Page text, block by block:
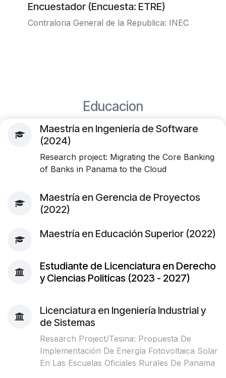
Encuestador (Encuesta: ETRE)
Contraloria General de la Republica: INEC
Educacion
Maestría en Ingeniería de Software
(2024)
Research project: Migrating the Core Banking
of Banks in Panama to the Cloud
Maestría en Gerencia de Proyectos
(2022)
Maestría en Educación Superior (2022)
Estudiante de Licenciatura en Derecho
y Ciencias Politicas (2023 - 2027)
Licenciatura en Ingeniería Industrial y
de Sistemas
Research Project/Tesina: Propuesta De
Implementación De Energía Fotovoltaica Solar
En Las Escuelas Oficiales Rurales De Panama